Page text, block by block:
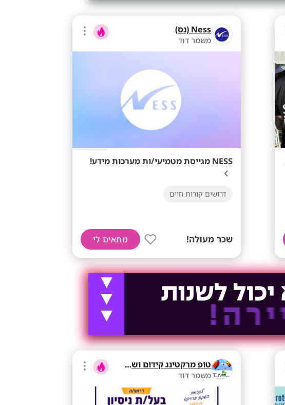
Ness (נס)
משמר דוד
NESS מגייסת מטמיעי/ות מערכות מידע!
דרושים קורות חיים
שכר מעולה! מתאים לי
טופ מרקטינג קידום ושיווק בע"מ
משמר דוד